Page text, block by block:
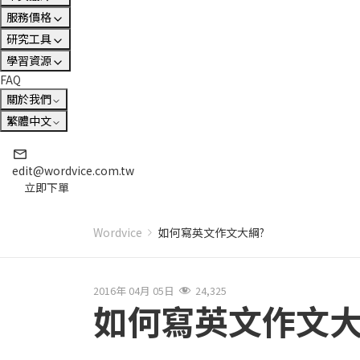
服務價格
研究工具
學習資源
FAQ
關於我們
繁體中文
edit@wordvice.com.tw
立即下單
Wordvice 如何寫英文作文大綱?
2016年 04月 05日 24,325
如何寫英文作文